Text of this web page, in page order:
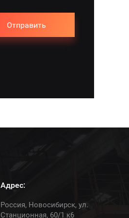
Отправить
Адрес:
Россия, Новосибирск, ул.
Станционная, 60/1 к6